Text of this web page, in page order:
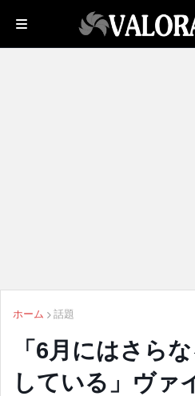
ホーム 話題
「6月にはさら
している」ヴァ